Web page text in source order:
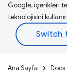
Google, içerikleri
teknolojisini
Ana Sayfa Docs